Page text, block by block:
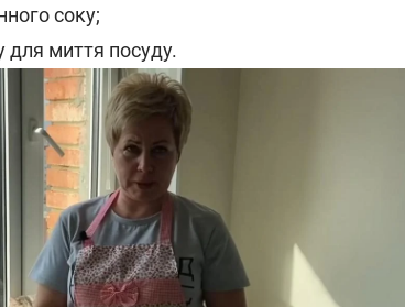
соку;
для миття посуду.